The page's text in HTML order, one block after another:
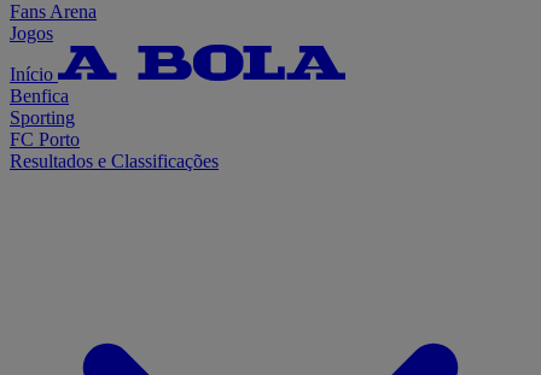
Fans Arena
Jogos
Início
Benfica
Sporting
FC Porto
Resultados e Classificações